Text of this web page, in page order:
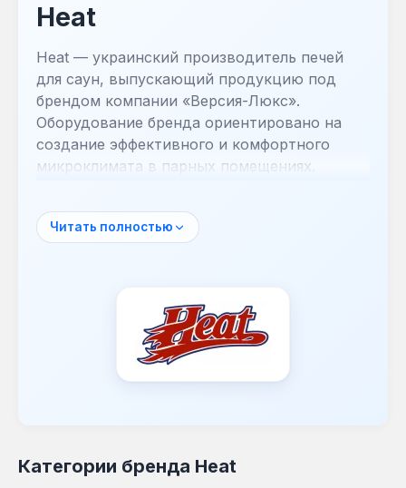
Heat
Heat — украинский производитель печей
для саун, выпускающий продукцию под
брендом компании «Версия-Люкс».
Оборудование бренда ориентировано на
создание эффективного и комфортного
микроклимата в парных помещениях.
предназначенные для традиционных бань и
финских парных. Модели отличаются
пар и долго удерживать тепло. Конструкция
предусматривает конвекционные каналы
для ускоренного нагрева камней и
повышения КПД.
равномерное распределение тепла. Печи
Читать полностью
Категории бренда Heat